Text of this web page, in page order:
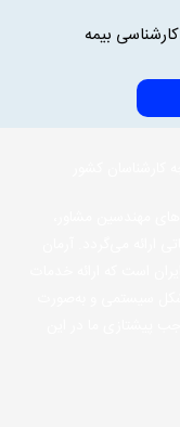
کارشناسی بیمه